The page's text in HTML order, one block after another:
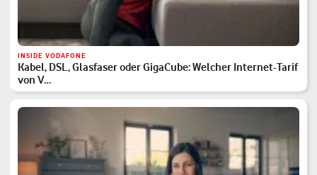
INSIDE VODAFONE
Kabel, DSL, Glasfaser oder GigaCube: Welcher Internet-Tarif
von V…